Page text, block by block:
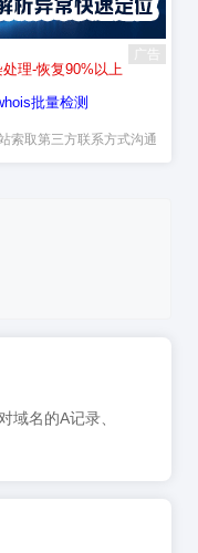
广告
理-恢复90%以上
批量检测
索取第三方联系方式沟通
域名的A记录、